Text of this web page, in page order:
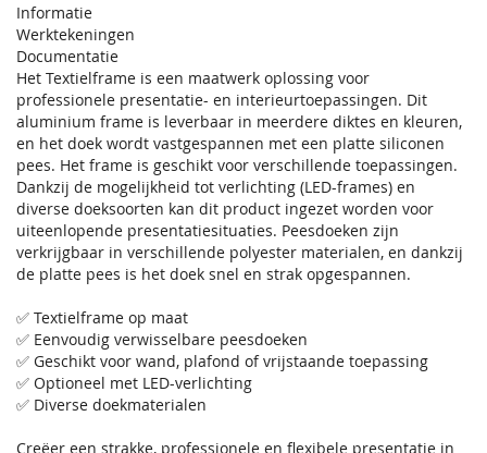
Informatie
Werktekeningen
Documentatie
Het Textielframe is een maatwerk oplossing voor
professionele presentatie- en interieurtoepassingen. Dit
aluminium frame is leverbaar in meerdere diktes en kleuren,
en het doek wordt vastgespannen met een platte siliconen
pees. Het frame is geschikt voor verschillende toepassingen.
Dankzij de mogelijkheid tot verlichting (LED-frames) en
diverse doeksoorten kan dit product ingezet worden voor
uiteenlopende presentatiesituaties. Peesdoeken zijn
verkrijgbaar in verschillende polyester materialen, en dankzij
de platte pees is het doek snel en strak opgespannen.
✅ Textielframe op maat
✅ Eenvoudig verwisselbare peesdoeken
✅ Geschikt voor wand, plafond of vrijstaande toepassing
✅ Optioneel met LED-verlichting
✅ Diverse doekmaterialen
Creëer een strakke, professionele en flexibele presentatie in